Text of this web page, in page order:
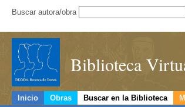
Buscar autora/obra
Biblioteca
Inicio Obras Buscar en la Biblioteca